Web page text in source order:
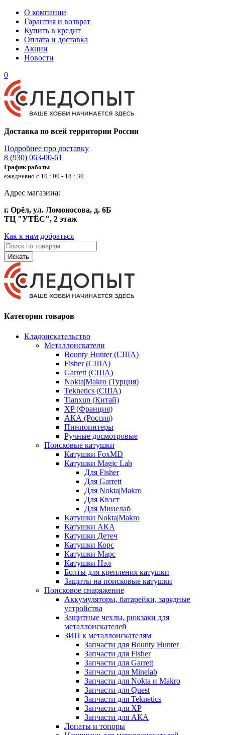
О компании
Гарантия и возврат
Купить в кредит
Оплата и доставка
Акции
Новости
0
Доставка по всей территории России
Подробнее про доставку
8 (930) 063-00-61
График работы
ежедневно с 10 : 00 - 18 : 30
Адрес магазина:
г. Орёл, ул. Ломоносова, д. 6Б
ТЦ "УТЁС", 2 этаж
Как к нам добраться
Искать
Категории товаров
Кладоискательство
Металлоискатели
Bounty Hunter (США)
Fisher (США)
Garrett (США)
Nokta|Makro (Турция)
Teknetics (США)
Tianxun (Китай)
XP (Франция)
АКА (Россия)
Пинпоинтеры
Ручные досмотровые
Поисковые катушки
Катушки FoxMD
Катушки Magic Lab
Для Fisher
Для Garrett
Для Nokta|Makro
Для Квэст
Для Минелаб
Катушки Nokta|Makro
Катушки АКА
Катушки Детеч
Катушки Корс
Катушки Марс
Катушки Нэл
Болты для крепления катушки
Защиты на поисковые катушки
Поисковое снаряжение
Аккумуляторы, батарейки, зарядные
устройства
Защитные чехлы, рюкзаки для
металлоискателей
ЗИП к металлоискателям
Запчасти для Bounty Hunter
Запчасти для Fisher
Запчасти для Garrett
Запчасти для Minelab
Запчасти для Nokta и Makro
Запчасти для Quest
Запчасти для Teknetics
Запчасти для XP
Запчасти для АКА
Лопаты и топоры